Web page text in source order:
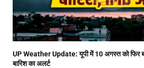
UP Weather Update: यूपी में 10 अगस्त को फिर
बारिश का अलर्ट